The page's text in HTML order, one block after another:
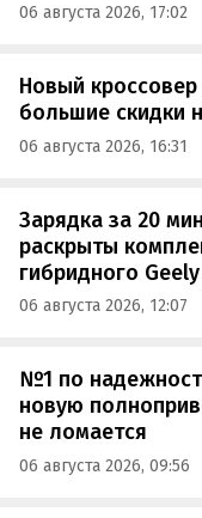
06 августа 2026, 17:02
Новый
большие скидки
06 августа 2026, 16:31
Зарядка за 20
раскрыты
гибридного
06 августа 2026, 12:07
№1 по
новую
не ломается
06 августа 2026, 09:56